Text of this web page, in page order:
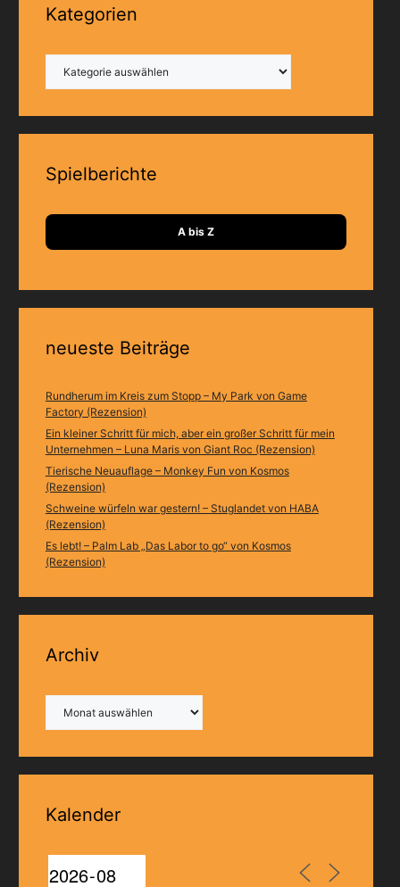
Kategorien
Spielberichte
A bis Z
neueste Beiträge
Rundherum im Kreis zum Stopp – My Park von Game
Factory (Rezension)
Ein kleiner Schritt für mich, aber ein großer Schritt für mein
Unternehmen – Luna Maris von Giant Roc (Rezension)
Tierische Neuauflage – Monkey Fun von Kosmos
(Rezension)
Schweine würfeln war gestern! – Stuglandet von HABA
(Rezension)
Es lebt! – Palm Lab „Das Labor to go“ von Kosmos
(Rezension)
Archiv
Kalender